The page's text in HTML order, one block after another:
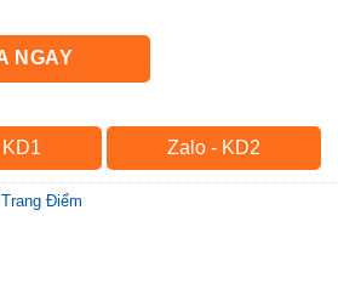
NGAY
Zalo - KD2
Điểm